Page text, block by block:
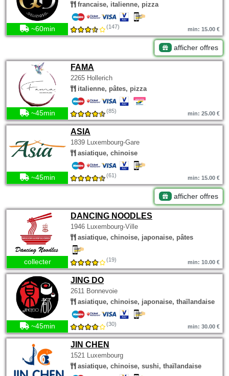
francaise, italienne, pizza
~60min (147) min: 15.00 €
afficher offres
FAMA
2265 Hollerich
italienne, pâtes, pizza
~45min (85) min: 25.00 €
ASIA
1839 Luxembourg-Gare
asiatique, chinoise
~45min (61) min: 15.00 €
afficher offres
DANCING NOODLES
1946 Luxembourg-Ville
asiatique, chinoise, japonaise, pâtes
collecter (19) min: 10.00 €
JING DO
2611 Bonnevoie
asiatique, chinoise, japonaise, thaïlandaise
~45min (30) min: 30.00 €
JIN CHEN
1521 Luxembourg
asiatique, chinoise, sushi, thaïlandaise